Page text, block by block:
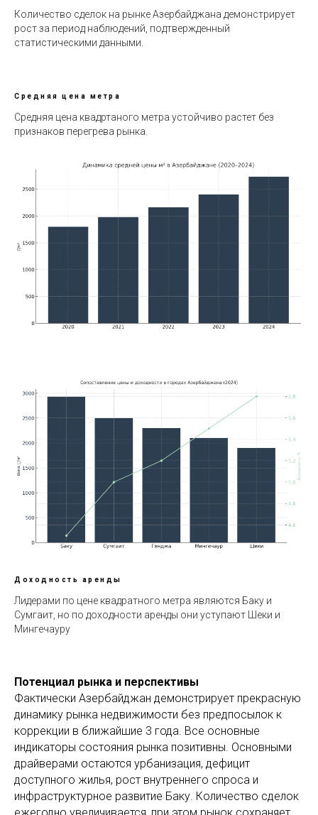
Количество сделок на рынке Азербайджана демонстрирует
рост за период наблюдений, подтвержденный
статистическими данными.
Средняя цена метра
Средняя цена квадртаного метра устойчиво растет без
признаков перегрева рынка.
Доходность аренды
Лидерами по цене квадратного метра являются Баку и
Сумгаит, но по доходности аренды они уступают Шеки и
Мингечауру
Потенциал рынка и перспективы
Фактически Азербайджан демонстрирует прекрасную
динамику рынка недвижимости без предпосылок к
коррекции в ближайшие 3 года. Все основные
индикаторы состояния рынка позитивны. Основными
драйверами остаются урбанизация, дефицит
доступного жилья, рост внутреннего спроса и
инфраструктурное развитие Баку. Количество сделок
ежегодно увеличивается, при этом рынок сохраняет